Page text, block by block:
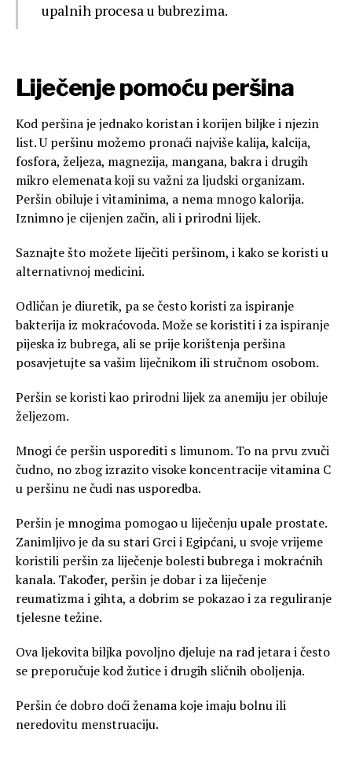
upalnih procesa u bubrezima.
Liječenje pomoću peršina
Kod peršina je jednako koristan i korijen biljke i njezin
list. U peršinu možemo pronaći najviše kalija, kalcija,
fosfora, željeza, magnezija, mangana, bakra i drugih
mikro elemenata koji su važni za ljudski organizam.
Peršin obiluje i vitaminima, a nema mnogo kalorija.
Iznimno je cijenjen začin, ali i prirodni lijek.
Saznajte što možete liječiti peršinom, i kako se koristi u
alternativnoj medicini.
Odličan je diuretik, pa se često koristi za ispiranje
bakterija iz mokraćovoda. Može se koristiti i za ispiranje
pijeska iz bubrega, ali se prije korištenja peršina
posavjetujte sa vašim liječnikom ili stručnom osobom.
Peršin se koristi kao prirodni lijek za anemiju jer obiluje
željezom.
Mnogi će peršin usporediti s limunom. To na prvu zvuči
čudno, no zbog izrazito visoke koncentracije vitamina C
u peršinu ne čudi nas usporedba.
Peršin je mnogima pomogao u liječenju upale prostate.
Zanimljivo je da su stari Grci i Egipćani, u svoje vrijeme
koristili peršin za liječenje bolesti bubrega i mokraćnih
kanala. Također, peršin je dobar i za liječenje
reumatizma i gihta, a dobrim se pokazao i za reguliranje
tjelesne težine.
Ova ljekovita biljka povoljno djeluje na rad jetara i često
se preporučuje kod žutice i drugih sličnih oboljenja.
Peršin će dobro doći ženama koje imaju bolnu ili
neredovitu menstruaciju.